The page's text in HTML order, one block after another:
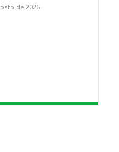
de 2026